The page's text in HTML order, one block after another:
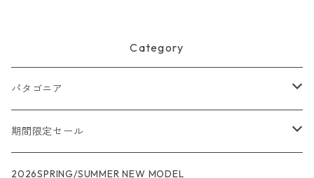
Category
パタゴニア
メンズ
R1
ウィメンズ
期間限定セール
★★★
2026SPRING/SUMMER NEW MODEL